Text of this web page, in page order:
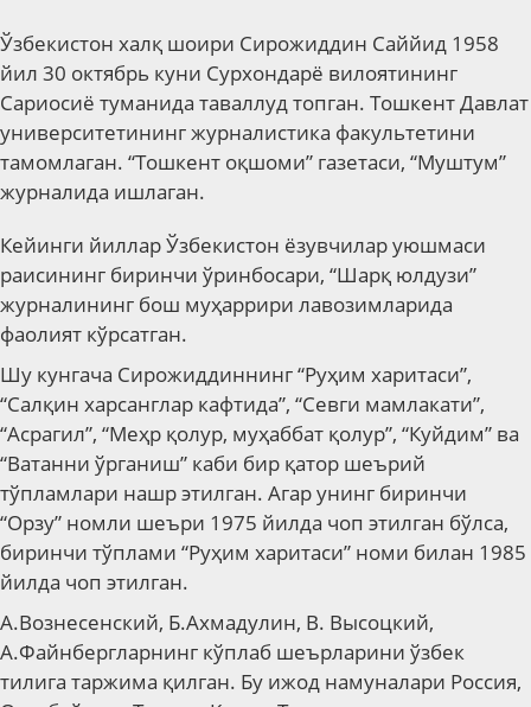
Ўзбекистон халқ шоири Сирожиддин Саййид 1958
йил 30 октябрь куни Сурхондарё вилоятининг
Сариосиё туманида таваллуд топган. Тошкент Давлат
университетининг журналистика факультетини
тамомлаган. “Тошкент оқшоми” газетаси, “Муштум”
журналида ишлаган.
Кейинги йиллар Ўзбекистон ёзувчилар уюшмаси
раисининг биринчи ўринбосари, “Шарқ юлдузи”
журналининг бош муҳаррири лавозимларида
фаолият кўрсатган.
Шу кунгача Сирожиддиннинг “Руҳим харитаси”,
“Салқин харсанглар кафтида”, “Севги мамлакати”,
“Асрагил”, “Меҳр қолур, муҳаббат қолур”, “Куйдим” ва
“Ватанни ўрганиш” каби бир қатор шеърий
тўпламлари нашр этилган. Агар унинг биринчи
“Орзу” номли шеъри 1975 йилда чоп этилган бўлса,
биринчи тўплами “Руҳим харитаси” номи билан 1985
йилда чоп этилган.
А.Вознесенский, Б.Ахмадулин, В. Высоцкий,
А.Файнбергларнинг кўплаб шеърларини ўзбек
тилига таржима қилган. Бу ижод намуналари Россия,